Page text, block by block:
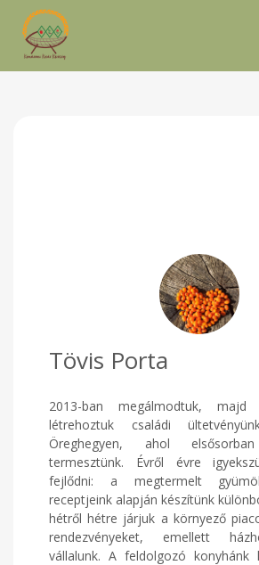
Tövis Porta
2013-ban megálmodtuk,
létrehoztuk családi
Öreghegyen, ahol
termesztünk. Évről évre
fejlődni: a megtermelt
receptjeink alapján készítünk
hétről hétre járjuk a környező
rendezvényeket, emellett
vállalunk. A feldolgozó konyhánk